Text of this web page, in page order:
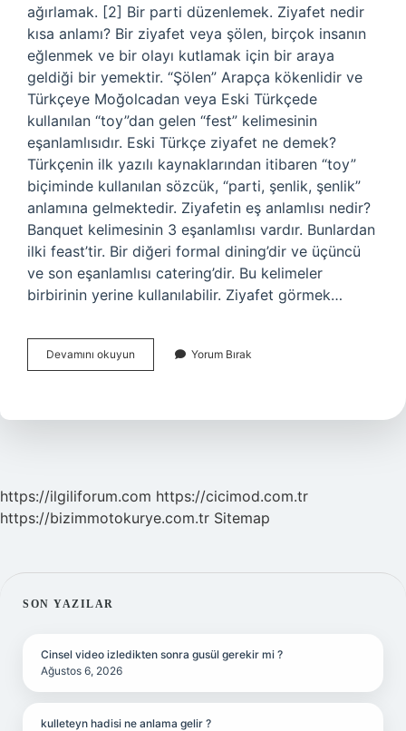
ağırlamak. [2] Bir parti düzenlemek. Ziyafet nedir
kısa anlamı? Bir ziyafet veya şölen, birçok insanın
eğlenmek ve bir olayı kutlamak için bir araya
geldiği bir yemektir. “Şölen” Arapça kökenlidir ve
Türkçeye Moğolcadan veya Eski Türkçede
kullanılan “toy”dan gelen “fest” kelimesinin
eşanlamlısıdır. Eski Türkçe ziyafet ne demek?
Türkçenin ilk yazılı kaynaklarından itibaren “toy”
biçiminde kullanılan sözcük, “parti, şenlik, şenlik”
anlamına gelmektedir. Ziyafetin eş anlamlısı nedir?
Banquet kelimesinin 3 eşanlamlısı vardır. Bunlardan
ilki feast’tir. Bir diğeri formal dining’dir ve üçüncü
ve son eşanlamlısı catering’dir. Bu kelimeler
birbirinin yerine kullanılabilir. Ziyafet görmek…
Devamını okuyun
Koparmanın
Yorum Bırak
https://ilgiliforum.com https://cicimod.com.tr
https://bizimmotokurye.com.tr Sitemap
SIDEBAR
SON YAZILAR
Cinsel video izledikten sonra gusül gerekir mi ?
Ağustos 6, 2026
kulleteyn hadisi ne anlama gelir ?